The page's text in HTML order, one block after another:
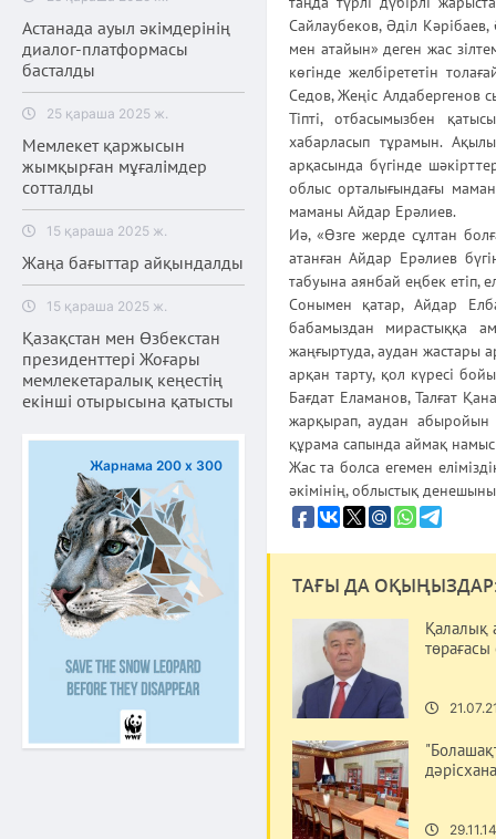
Астанада ауыл әкімдерінің
диалог-платформасы
басталды
25 қараша 2025 ж.
Мемлекет қаржысын
жымқырған мұғалімдер
сотталды
15 қараша 2025 ж.
Жаңа бағыттар айқындалды
15 қараша 2025 ж.
Қазақстан мен Өзбекстан
президенттері Жоғары
мемлекетаралық кеңестің
екінші отырысына қатысты
Жарнама 200 х 300
Сайлаубеков, Әділ
мен атайын» деген жас
көгінде желбірететін
Седов, Жеңіс Алдабергенов
Тіпті, отбасымызбен
хабарласып тұрамын.
арқасында бүгінде
облыс орталығындағы
маманы Айдар Ерәлиев.
Иә, «Өзге жерде сұлтан
атанған Айдар Ерәлиев
табуына аянбай еңбек етіп,
Сонымен қатар, Айдар
бабамыздан мирастыққа
жаңғыртуда, аудан жастары
арқан тарту, қол күресі
Бағдат Еламанов, Талғат
жарқырап, аудан абыройын
құрама сапында аймақ
Жас та болса егемен
әкімінің, облыстық
ТАҒЫ ДА
Қалалық